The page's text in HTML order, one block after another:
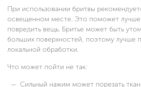
При использовании бритвы
освещенном месте. Это поможет лучше
повредить вещь. Бритье может быть
больших поверхностей, поэтому лучше
локальной обработки.
Что может пойти не так:
Сильный нажим может порезать